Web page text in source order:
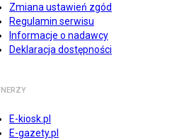
Zmiana ustawień zgód
Regulamin serwisu
Informacje o nadawcy
Deklaracja dostępności
E-kiosk.pl
E-gazety.pl